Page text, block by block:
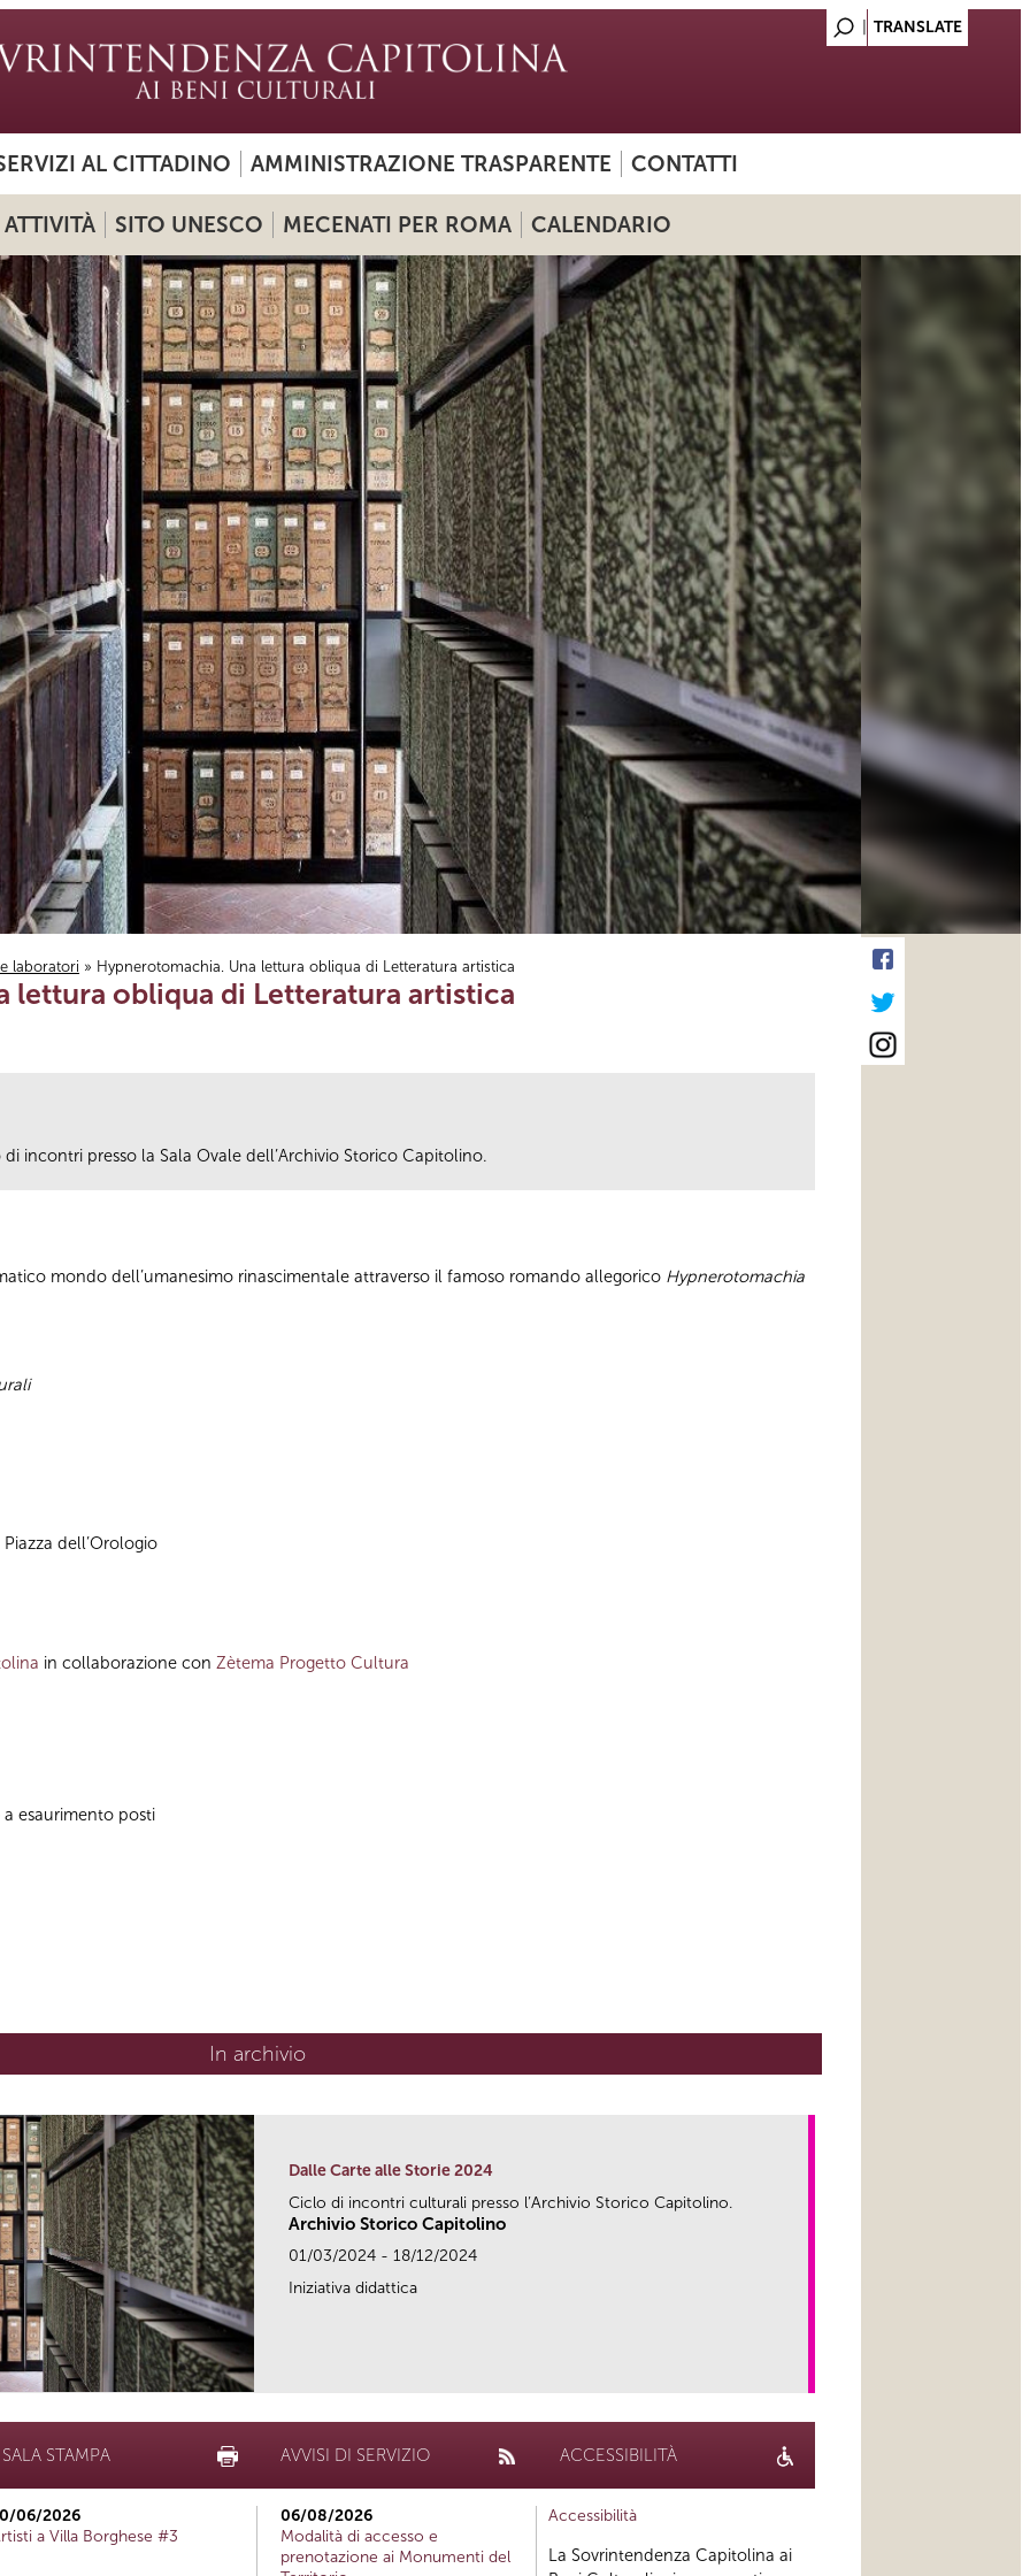
AL CITTADINO AMMINISTRAZIONE TRASPARENTE CONTATTI
ATTIVITÀ SITO UNESCO MECENATI PER ROMA CALENDARIO
laboratori » Hypnerotomachia. Una lettura obliqua di Letteratura artistica
lettura obliqua di Letteratura artistica
incontri presso la Sala Ovale dell’Archivio Storico Capitolino.
mondo dell’umanesimo rinascimentale attraverso il famoso romando allegorico Hypnerotomachia
dell’Orologio
in collaborazione con Zètema Progetto Cultura
esaurimento posti
In archivio
Dalle Carte alle Storie 2024
Ciclo di incontri culturali presso l’Archivio Storico Capitolino.
Archivio Storico Capitolino
01/03/2024 - 18/12/2024
Iniziativa didattica
SALA STAMPA
06/2026
a Villa Borghese #3
AVVISI DI SERVIZIO
06/08/2026
Modalità di accesso e
prenotazione ai Monumenti del
ACCESSIBILITÀ
Accessibilità
La Sovrintendenza Capitolina ai